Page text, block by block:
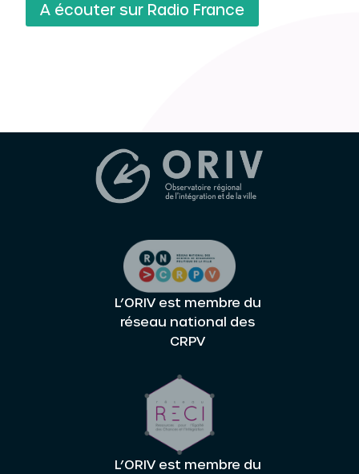
A écouter sur Radio France
L’ORIV est membre du
réseau national des
CRPV
L’ORIV est membre du